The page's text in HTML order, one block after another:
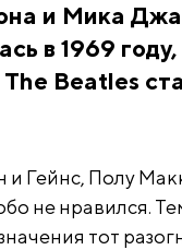
и Мика
в 1969 году,
The Beatles
и Гейнс, Полу
не нравился.
тот